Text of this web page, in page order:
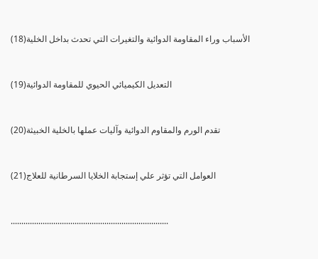
(18)الأسباب وراء المقاومة الدوائية والتغيرات التي تحدث بداخل الخلية
(19)التعديل الكيميائي الحيوي للمقاومة الدوائية
(20)تقدم الورم والمقاوم الدوائية وآليات عملها بالخلية الخبيثة
(21)العوامل التي تؤثر علي إستجابة الخلايا السرطانية للعلاج
..........................................................................